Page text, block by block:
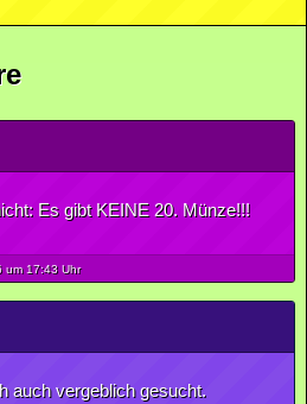
Es gibt KEINE 20. Münze!!!
um 17:43 Uhr
auch vergeblich gesucht.